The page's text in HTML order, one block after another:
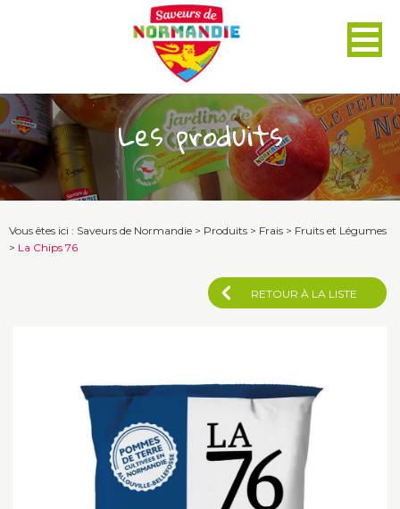
Les produits
Vous êtes ici : Saveurs de Normandie > Produits > Frais > Fruits et Légumes
> La Chips 76
RETOUR À LA LISTE
Panneau de gestion des cookies